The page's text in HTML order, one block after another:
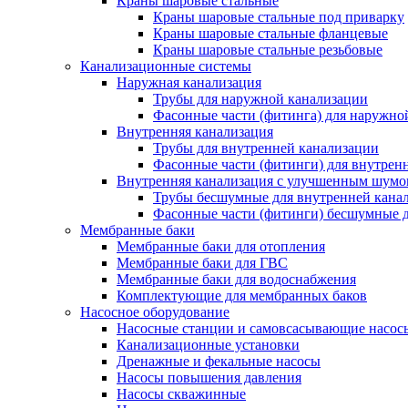
Краны шаровые стальные под приварку
Краны шаровые стальные фланцевые
Краны шаровые стальные резьбовые
Канализационные системы
Наружная канализация
Трубы для наружной канализации
Фасонные части (фитинга) для
Внутренняя канализация
Трубы для внутренней канализации
Фасонные части (фитинги) для
Внутренняя канализация с улучшенным
Трубы бесшумные для внутренней
Фасонные части (фитинги) бесшумные
Мембранные баки
Мембранные баки для отопления
Мембранные баки для ГВС
Мембранные баки для водоснабжения
Комплектующие для мембранных баков
Насосное оборудование
Насосные станции и самовсасывающие
Канализационные установки
Дренажные и фекальные насосы
Насосы повышения давления
Насосы скважинные